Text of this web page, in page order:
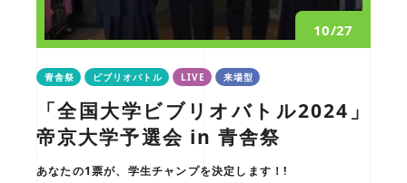
10/27
青舎祭 ビブリオバトル LIVE 来場型
「全国大学ビブリオバトル2024」
帝京大学予選会 in 青舎祭
あなたの1票が、学生チャンプを決定します！!